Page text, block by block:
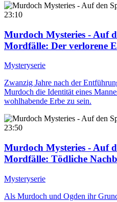
23:10
Murdoch Mysteries - Auf
Mordfälle: Der verlorene
Mysteryserie
Zwanzig Jahre nach der
Murdoch die Identität eines
wohlhabende Erbe zu sein.
23:50
Murdoch Mysteries - Auf
Mordfälle: Tödliche
Mysteryserie
Als Murdoch und Ogden ihr